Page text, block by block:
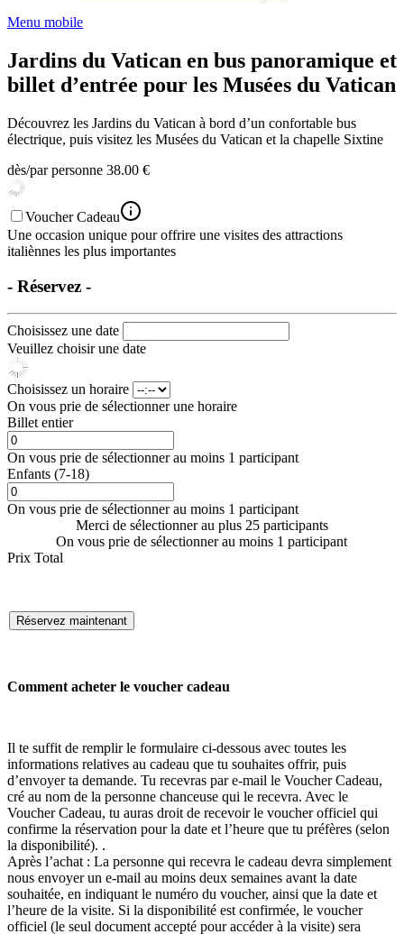
Menu mobile
Jardins du Vatican en bus panoramique et
billet d’entrée pour les Musées du Vatican
Découvrez les Jardins du Vatican à bord d’un confortable bus
électrique, puis visitez les Musées du Vatican et la chapelle Sixtine
dès/par personne 38.00 €
Voucher Cadeau
Une occasion unique pour offrire une visites des attractions
italiènnes les plus importantes
- Réservez -
Choisissez une date
Veuillez choisir une date
Choisissez un horaire
On vous prie de sélectionner une horaire
Billet entier
On vous prie de sélectionner au moins 1 participant
Enfants (7-18)
On vous prie de sélectionner au moins 1 participant
Merci de sélectionner au plus 25 participants
On vous prie de sélectionner au moins 1 participant
Prix Total
Réservez maintenant
Comment acheter le voucher cadeau
Il te suffit de remplir le formulaire ci-dessous avec toutes les
informations relatives au cadeau que tu souhaites offrir, puis
d’envoyer ta demande. Tu recevras par e-mail le Voucher Cadeau,
cré au nom de la personne chanceuse qui le recevra. Avec le
Voucher Cadeau, tu auras droit de recevoir le voucher officiel qui
confirme la réservation pour la date et l’heure que tu préfères (selon
la disponibilité). .
Après l’achat : La personne qui recevra le cadeau devra simplement
nous envoyer un e-mail au moins deux semaines avant la date
souhaitée, en indiquant le numéro du voucher, ainsi que la date et
l’heure de la visite. Si la disponibilité est confirmée, le voucher
officiel (le seul document accepté pour accéder à la visite) sera